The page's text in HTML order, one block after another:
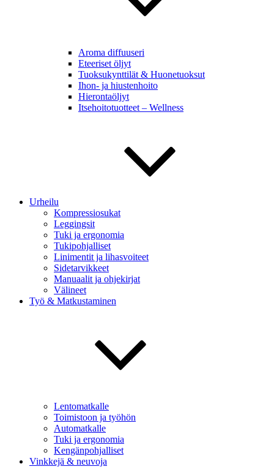
Aroma diffuuseri
Eteeriset öljyt
Tuoksukynttilät & Huonetuoksut
Ihon- ja hiustenhoito
Hierontaöljyt
Itsehoitotuotteet – Wellness
Urheilu
Kompressiosukat
Leggingsit
Tuki ja ergonomia
Tukipohjalliset
Linimentit ja lihasvoiteet
Sidetarvikkeet
Manuaalit ja ohjekirjat
Välineet
Työ & Matkustaminen
Lentomatkalle
Toimistoon ja työhön
Automatkalle
Tuki ja ergonomia
Kengänpohjalliset
Vinkkejä & neuvoja